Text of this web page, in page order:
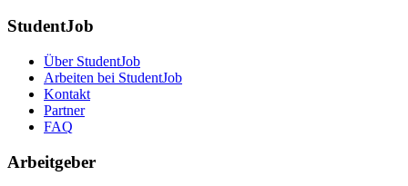
StudentJob
Über StudentJob
Arbeiten bei StudentJob
Kontakt
Partner
FAQ
Arbeitgeber